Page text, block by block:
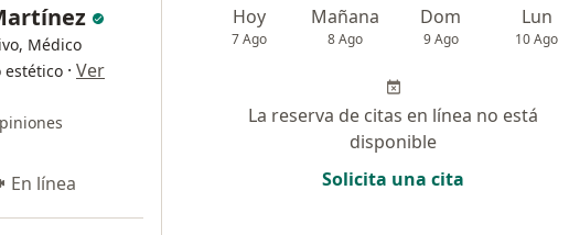
Médico
estético · Ver
En línea
Hoy
7 Ago
Mañana
8 Ago
Dom
9 Ago
Lun
10 Ago
La reserva de citas en línea no está
disponible
Solicita una cita